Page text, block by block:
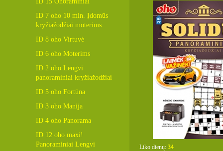
ID 7 oho 10 min. Įdomūs
kryžiažodžiai moterims
ID 8 oho Virtuvė
ID 6 oho Moterims
ID 2 oho Lengvi
panoraminiai kryžiažodžiai
ID 5 oho Fortūna
ID 3 oho Manija
ID 4 oho Panorama
ID 12 oho maxi!
Panoraminiai Lengvi
Liko dienų: 34